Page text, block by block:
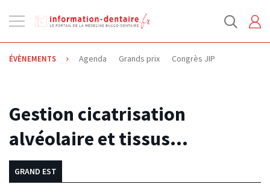
la
navigation
ÉVÈNEMENTS Agenda Grands prix Congrès JIP
03.10.2013
Gestion cicatrisation
alvéolaire et tissus…
GRAND EST